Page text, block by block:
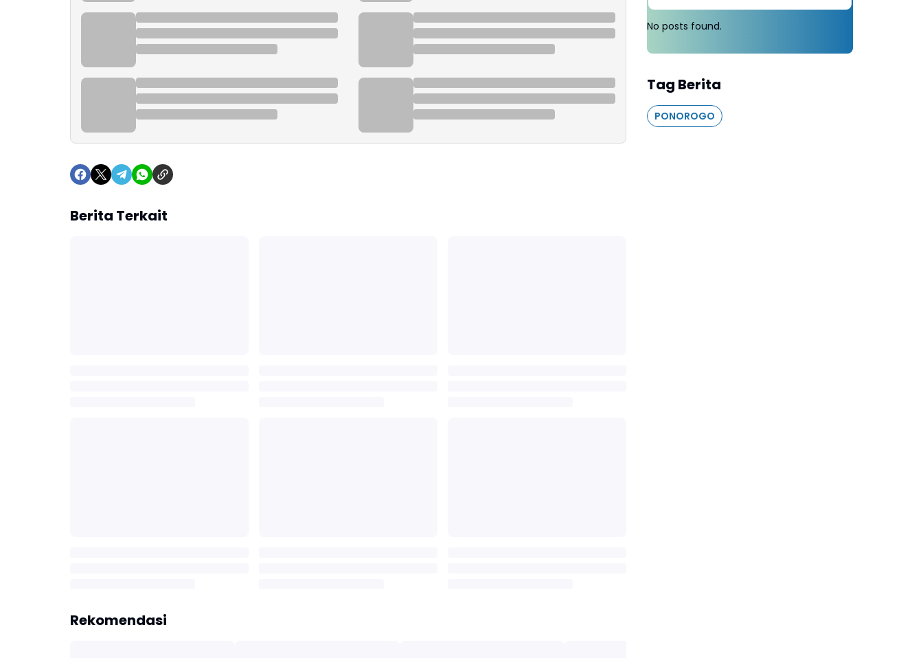
Berita Terkait
Rekomendasi
No posts found.
Tag Berita
PONOROGO